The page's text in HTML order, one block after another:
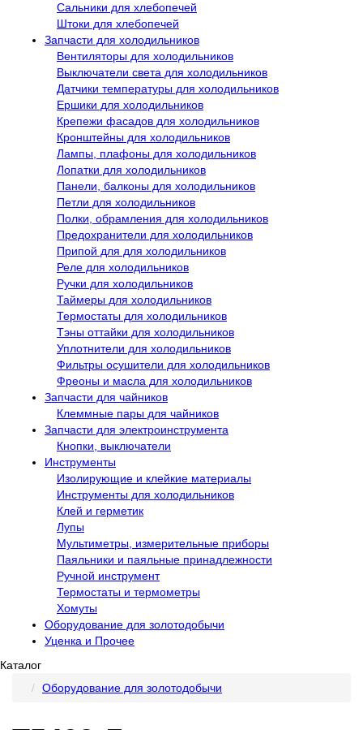
Сальники для хлебопечей
Штоки для хлебопечей
Запчасти для холодильников
Вентиляторы для холодильников
Выключатели света для холодильников
Датчики температуры для холодильников
Ершики для холодильников
Крепежи фасадов для холодильников
Кронштейны для холодильников
Лампы, плафоны для холодильников
Лопатки для холодильников
Панели, балконы для холодильников
Петли для холодильников
Полки, обрамления для холодильников
Предохранители для холодильников
Припой для для холодильников
Реле для холодильников
Ручки для холодильников
Таймеры для холодильников
Термостаты для холодильников
Тэны оттайки для холодильников
Уплотнители для холодильников
Фильтры осушители для холодильников
Фреоны и масла для холодильников
Запчасти для чайников
Клеммные пары для чайников
Запчасти для электроинструмента
Кнопки, выключатели
Инструменты
Изолирующие и клейкие материалы
Инструменты для холодильников
Клей и герметик
Лупы
Мультиметры, измерительные приборы
Паяльники и паяльные принадлежности
Ручной инструмент
Термостаты и термометры
Хомуты
Оборудование для золотодобычи
Уценка и Прочее
Каталог
Оборудование для золотодобычи